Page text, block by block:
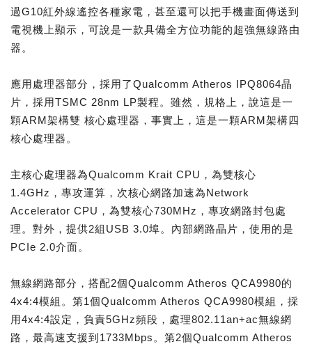
過G10紅外線遙控各種家電，甚至還可以把手機畫面傳送到
電視機上顯示，可說是一款具備全方位功能的超強無線路由
器。
應用處理器部分，採用了Qualcomm Atheros IPQ8064晶
片，採用TSMC 28nm LP製程。雖然，規格上，說這是一
顆ARM架構雙 核心處理器，事實上，這是一顆ARM架構四
核心處理器。
主核心處理器為Qualcomm Krait CPU，為雙核心
1.4GHz，專攻運算，次核心網路加速為Network
Accelerator CPU，為雙核心730MHz，專攻網路封包處
理。對外，提供2組USB 3.0埠。內部網路晶片，使用的是
PCIe 2.0介面。
無線網路部分，搭配2個Qualcomm Atheros QCA9980的
4x4:4模組。第1個Qualcomm Atheros QCA9980模組，採
用4x4:4設定，負責5GHz頻段，處理802.11an+ac無線網
路，最高速支援到1733Mbps。第2個Qualcomm Atheros